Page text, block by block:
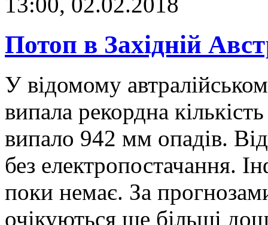
Потоп в Західній
У відомому
випала рекордна
випало 942 мм опадів.
без електропостачання.
поки немає. За
очікуються ще більші